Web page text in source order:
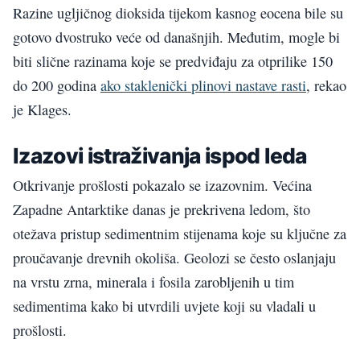
Razine ugljičnog dioksida tijekom kasnog eocena bile su
gotovo dvostruko veće od današnjih. Međutim, mogle bi
biti slične razinama koje se predviđaju za otprilike 150
do 200 godina ako staklenički plinovi nastave rasti, rekao
je Klages.
Izazovi istraživanja ispod leda
Otkrivanje prošlosti pokazalo se izazovnim. Većina
Zapadne Antarktike danas je prekrivena ledom, što
otežava pristup sedimentnim stijenama koje su ključne za
proučavanje drevnih okoliša. Geolozi se često oslanjaju
na vrstu zrna, minerala i fosila zarobljenih u tim
sedimentima kako bi utvrdili uvjete koji su vladali u
prošlosti.